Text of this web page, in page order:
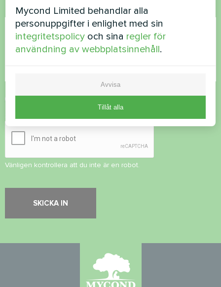
Kommentar
Accepteraintegritetspolicy
Vänligen kontrollera att du inte är en robot.
Mycond Limited behandlar alla
personuppgifter i enlighet med sin
integritetspolicy och sina regler för
användning av webbplatsinnehåll.
Avvisa
Tillåt alla